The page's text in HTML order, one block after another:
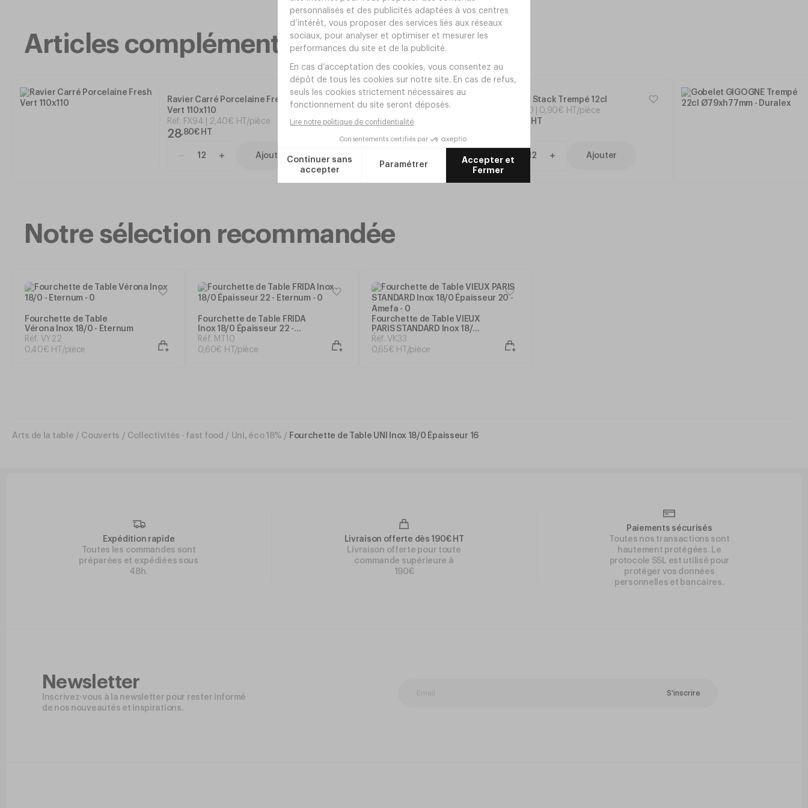
Articles complémentaires
Ravier Carré Porcelaine Fresh
Vert 110x110
Réf. FX94 2,40€ HT/pièce
28,80€ HT
Ajouter
Gobelet Stack Trempé 12cl
FY30 0,90€ HT/pièce
HT
Ajouter
Notre sélection recommandée
Fourchette de Table
Vérona Inox 18/0 - Eternum
Réf. VY22
0, 40€ HT/pièce
Fourchette de Table FRIDA
Inox 18/0 Épaisseur 22 -
Eternum
Réf. MT10
0 60€ HT/pièce
Fourchette de Table VIEUX
PARIS STANDARD Inox 18/0
Épaisseur 20 - Amefa
Réf. VK33
0, 65€ HT/pièce
Arts de la table / Couverts / Collectivités - fast food / Uni, éco 18% / Fourchette de Table UNI Inox 18/0 Épaisseur 16
Expédition rapide
Toutes les commandes sont
préparées et expédiées sous
48h.
Livraison offerte dès 190€ HT
Livraison offerte pour toute
commande supérieure à
190€
Paiements sécurisés
Toutes nos transactions sont
hautement protégées. Le
protocole SSL est utilisé pour
protéger vos données
personnelles et bancaires.
Newsletter
Inscrivez-vous à la newsletter pour rester informé
de nos nouveautés et inspirations.
S'inscrire